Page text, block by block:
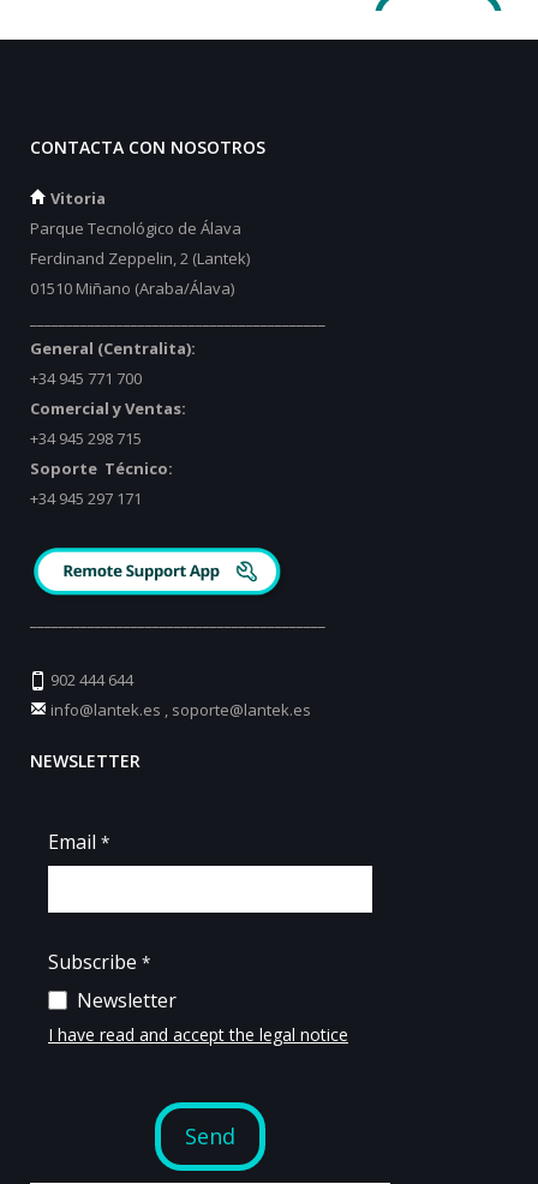
CONTACTA CON NOSOTROS
Vitoria
Parque Tecnológico de Álava
Ferdinand Zeppelin, 2 (Lantek)
01510 Miñano (Araba/Álava)
General (Centralita):
+34 945 771 700
Comercial y Ventas:
+34 945 298 715
Soporte Técnico:
+34 945 297 171
902 444 644
info@lantek.es , soporte@lantek.es
NEWSLETTER